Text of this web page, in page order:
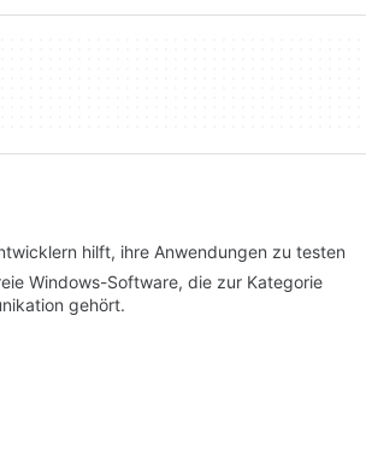
hilft, ihre Anwendungen zu testen
Windows-Software, die zur Kategorie
gehört.